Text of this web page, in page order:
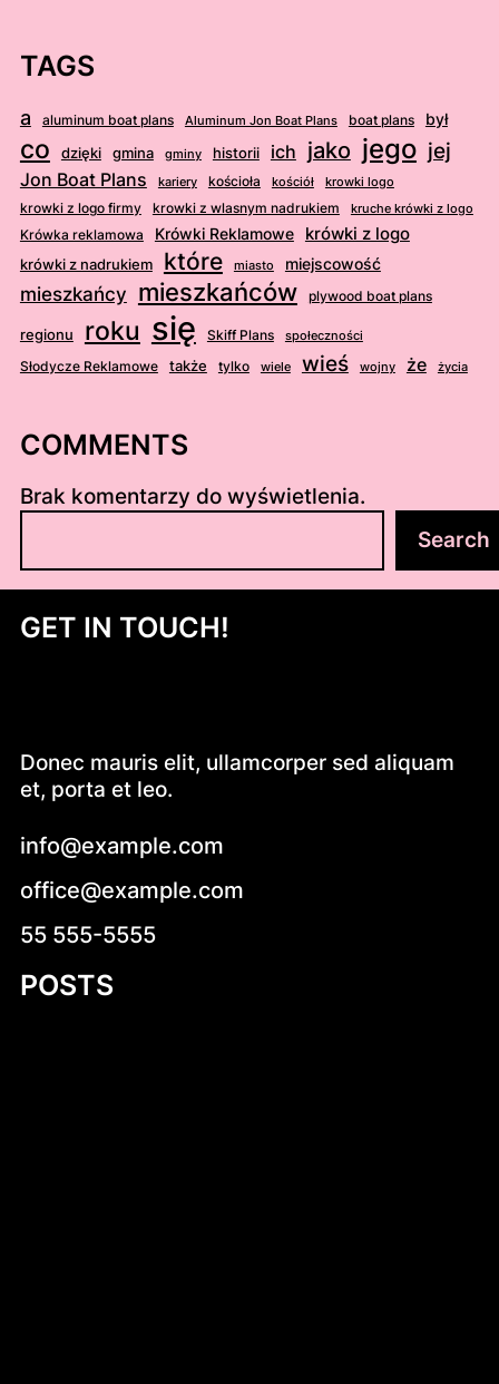
TAGS
a aluminum boat plans Aluminum Jon Boat Plans boat plans był
co dzięki gmina gminy historii ich jako jego jej
Jon Boat Plans kariery kościoła kościół krowki logo
krowki z logo firmy krowki z wlasnym nadrukiem kruche krówki z logo
Krówka reklamowa Krówki Reklamowe krówki z logo
krówki z nadrukiem które miasto miejscowość
mieszkańcy mieszkańców plywood boat plans
regionu roku się Skiff Plans społeczności
Słodycze Reklamowe także tylko wiele wieś wojny że życia
COMMENTS
Brak komentarzy do wyświetlenia.
u
a
Search
GET IN TOUCH!
Donec mauris elit, ullamcorper sed aliquam
et, porta et leo.
info@example.com
office@example.com
55 555-5555
POSTS